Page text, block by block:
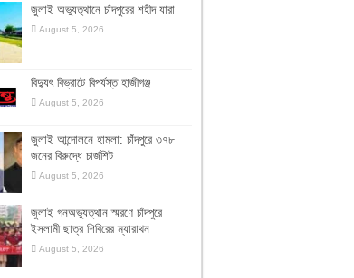
জুলাই অভ্যুত্থানে চাঁদপুরের শহীদ যারা
August 5, 2026
বিদ্যুৎ বিভ্রাটে বিপর্যস্ত হাজীগঞ্জ
August 5, 2026
জুলাই আন্দোলনে হামলা: চাঁদপুরে ৩৭৮
জনের বিরুদ্ধে চার্জশিট
August 5, 2026
জুলাই গনঅভ্যুত্থান স্মরণে চাঁদপুরে
ইসলামী ছাত্র শিবিরের ম্যারাথন
August 5, 2026